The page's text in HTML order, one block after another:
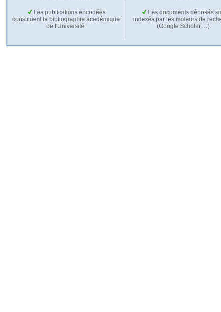
Les publications encodées
constituent la bibliographie académique
de l'Université.
Les documents déposés
indexés par les moteurs de
(Google Scholar,…).